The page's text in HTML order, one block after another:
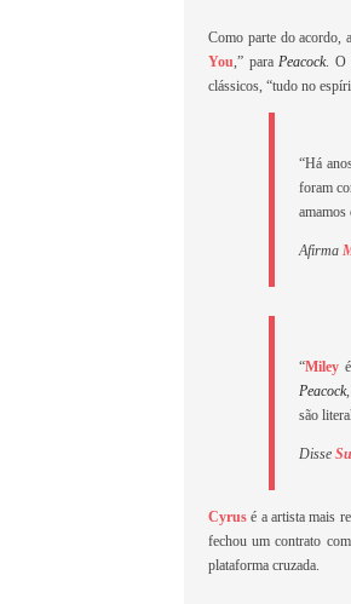
Como parte do acordo,
You,” paraPeacock. O
clássicos, “tudo no
“Há
foram
amamos
Afirma
“Miley
Peacock
são
Disse
Cyrus é a artista mais
fechou um contrato
plataforma cruzada.